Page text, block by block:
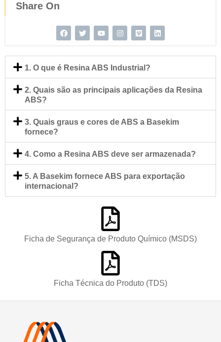
Share On
1. O que é Resina ABS Industrial?
2. Quais são as principais aplicações da Resina
ABS?
3. Quais graus e cores de ABS a Basekim
fornece?
4. Como a Resina ABS deve ser armazenada?
5. A Basekim fornece ABS para exportação
internacional?
Ficha de Segurança de Produto Químico (MSDS)
Ficha Técnica do Produto (TDS)